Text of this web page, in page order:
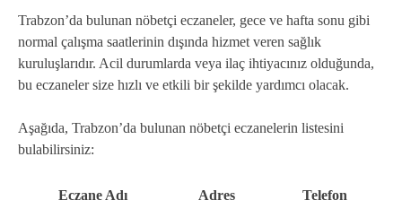
Trabzon’da bulunan nöbetçi eczaneler, gece ve hafta sonu gibi
normal çalışma saatlerinin dışında hizmet veren sağlık
kuruluşlarıdır. Acil durumlarda veya ilaç ihtiyacınız olduğunda,
bu eczaneler size hızlı ve etkili bir şekilde yardımcı olacak.
Aşağıda, Trabzon’da bulunan nöbetçi eczanelerin listesini
bulabilirsiniz:
Eczane Adı Adres
Telefon